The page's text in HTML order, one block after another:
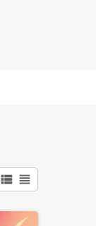
view_list view_headline